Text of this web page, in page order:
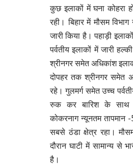
कुछ इलाकों में घना कोहरा
रही। बिहार में मौसम
जारी किया है। पहाड़ी
पर्वतीय इलाकों में जारी
श्रीनगर समेत अधिकांश
दोपहर तक श्रीनगर समेत
रहे। गुलमर्ग समेत उच्च
रुक कर बारिश के साथ
कोकरनाग न्यूनतम तापमान
सबसे ठंडा क्षेत्र रहा।
दौरान घाटी में सामान्य से
है।